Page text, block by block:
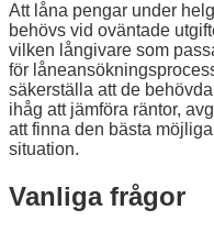
Att låna pengar under
behövs vid oväntade
vilken långivare som
för
säkerställa att de
ihåg att jämföra räntor,
att finna den bästa
situation.
Vanliga frågor